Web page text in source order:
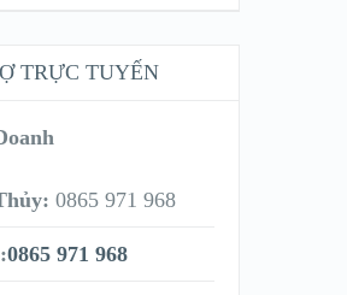
TRỰC TUYẾN
0865 971 968
0865 971 968